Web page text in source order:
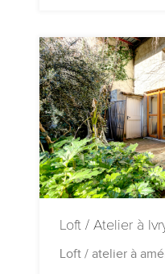
Loft / Atelier à
Loft / atelier à